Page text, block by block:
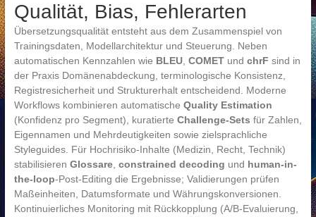
Qualität, Bias, Fehlerarten
Übersetzungsqualität entsteht aus dem Zusammenspiel von
Trainingsdaten, Modellarchitektur und Steuerung. Neben
automatischen Kennzahlen wie BLEU, COMETund chrF sind in
der Praxis Domänenabdeckung, terminologische Konsistenz,
Registresicherheit und Strukturerhalt entscheidend. Moderne
Workflows kombinieren automatische Quality Estimation
(Konfidenz pro Segment), kuratierte Challenge-Sets für Zahlen,
Eigennamen und Mehrdeutigkeiten sowie zielsprachliche
Styleguides. Für Hochrisiko-Inhalte (Medizin, Recht, Technik)
stabilisieren Glossare, constrained decoding und human-in-
the-loop-Post-Editing die Ergebnisse; Validierungen prüfen
Maßeinheiten, Datumsformate und Währungskonversionen.
Kontinuierliches Monitoring mit Rückkopplung (A/B-Evaluierung,